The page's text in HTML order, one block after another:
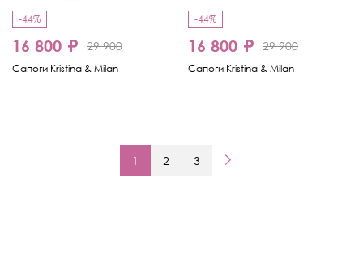
-44%
16 800 ₽ 29 900
Сапоги Kristina & Milan
-44%
16 800 ₽ 29 900
Сапоги Kristina & Milan
1 2 3